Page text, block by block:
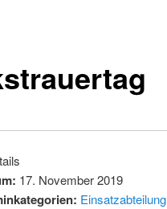
17. November 2019
Einsatzabteilung